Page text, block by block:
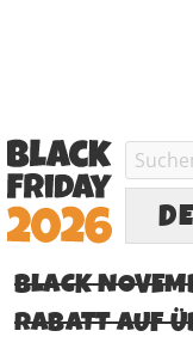
BLACK
RABATT AUF